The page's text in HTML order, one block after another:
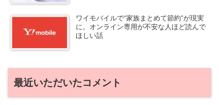
ワイモバイルで“家族まとめて節約”が現実
に。オンライン専用が不安な人ほど読んで
ほしい話
最近いただいたコメント